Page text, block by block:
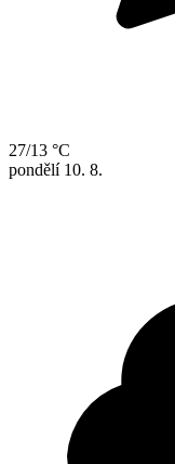
27/13 °C
pondělí 10. 8.